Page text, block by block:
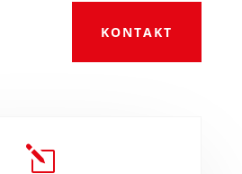
KONTAKT
l